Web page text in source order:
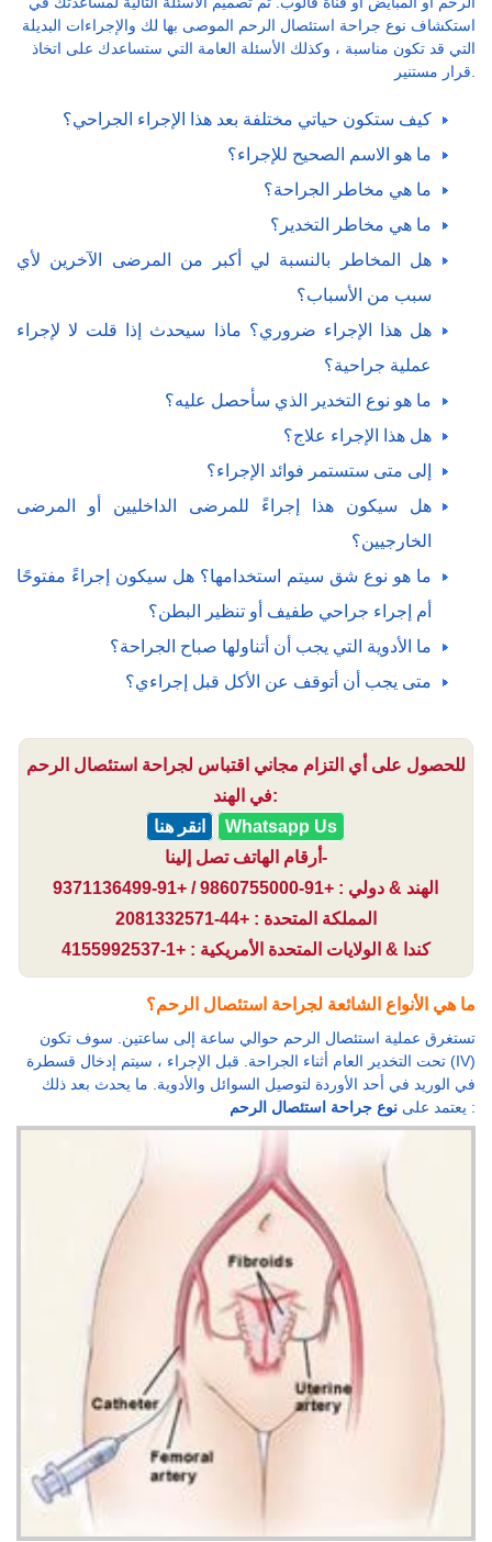
استكشاف نوع جراحة استئصال الرحم الموصى بها لك والإجراءات البديلة
التي قد تكون مناسبة ، وكذلك الأسئلة العامة التي ستساعدك على اتخاذ
كيف ستكون حياتي مختلفة بعد هذا الإجراء الجراحي؟
ما هو الاسم الصحيح للإجراء؟
ما هي مخاطر الجراحة؟
ما هي مخاطر التخدير؟
هل المخاطر بالنسبة لي أكبر من المرضى الآخرين لأي
سبب من الأسباب؟
هل هذا الإجراء ضروري؟ ماذا سيحدث إذا قلت لا لإجراء
عملية جراحية؟
ما هو نوع التخدير الذي سأحصل عليه؟
هل هذا الإجراء علاج؟
إلى متى ستستمر فوائد الإجراء؟
هل سيكون هذا إجراءً للمرضى الداخليين أو المرضى
الخارجيين؟
ما هو نوع شق سيتم استخدامها؟ هل سيكون إجراءً مفتوحًا
أم إجراء جراحي طفيف أو تنظير البطن؟
ما الأدوية التي يجب أن أتناولها صباح الجراحة؟
متى يجب أن أتوقف عن الأكل قبل إجراءي؟
للحصول على أي التزام مجاني اقتباس لجراحة استئصال الرحم
في الهند:
انقر هنا
Whatsapp Us
أرقام الهاتف تصل إلينا-
الهند & دولي : +91-9860755000 / +91-9371136499
المملكة المتحدة : +44-2081332571
كندا & الولايات المتحدة الأمريكية : +1-4155992537
ما هي الأنواع الشائعة لجراحة استئصال الرحم؟
تستغرق عملية استئصال الرحم حوالي ساعة إلى ساعتين. سوف تكون
تحت التخدير العام أثناء الجراحة. قبل الإجراء ، سيتم إدخال قسطرة (IV)
في الوريد في أحد الأوردة لتوصيل السوائل والأدوية. ما يحدث بعد ذلك
يعتمد على :